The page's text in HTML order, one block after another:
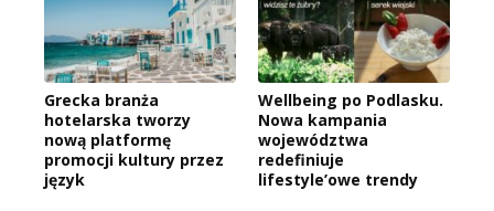
Grecka branża
hotelarska tworzy
nową platformę
promocji kultury przez
język
Wellbeing po Podlasku.
Nowa kampania
województwa
redefiniuje
lifestyle’owe trendy